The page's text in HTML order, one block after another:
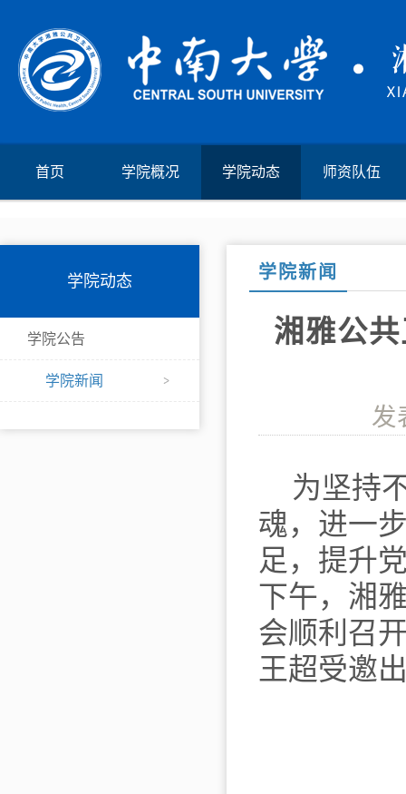
首页 学院概况 学院动态 师资队伍
学院动态
学院公告
学院新闻
学院新闻
湘雅公
发
为坚持
魂，进一
足，提升
下午，湘
会顺利召
王超受邀